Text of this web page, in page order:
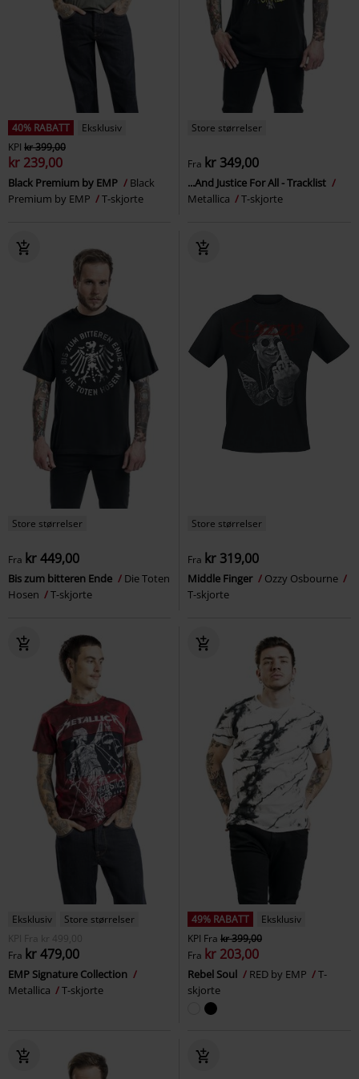
40% RABATT
Eksklusiv
KPI kr 399,00
kr 239,00
Black Premium by EMP
Black
Premium by EMP
T-skjorte
Store størrelser
Fra kr 349,00
...And Justice For All - Tracklist
Metallica
T-skjorte
Store størrelser
Fra kr 449,00
Bis zum bitteren Ende
Die Toten
Hosen
T-skjorte
Store størrelser
Fra kr 319,00
Middle Finger
Ozzy Osbourne
T-skjorte
Eksklusiv
Store størrelser
KPI
Fra kr 499,00
Fra kr 479,00
EMP Signature Collection
Metallica
T-skjorte
49% RABATT
Eksklusiv
KPI Fra kr 399,00
Fra kr 203,00
Rebel Soul RED by EMP
T-
skjorte